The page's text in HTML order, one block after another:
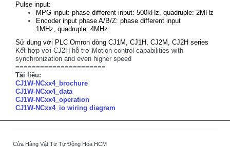
Pulse input:
MPG input: phase different input: 500kHz, quadruple: 2MHz
Encoder input phase A/B/Z: phase different input
1MHz, quadruple: 4MHz
Sử dụng với PLC Omron dòng CJ1M, CJ1H, CJ2M, CJ2H series
Kết hợp với CJ2H hỗ trợ Motion control capabilities with
synchronization and even higher speed
======================
Tài liệu:
CJ1W-NCxx4_brochure
CJ1W-NCxx4_data
CJ1W-NCxx4_operation
CJ1W-NCxx4_io wiring diagram
Cửa Hàng Vật Tư Tự Động Hóa HCM